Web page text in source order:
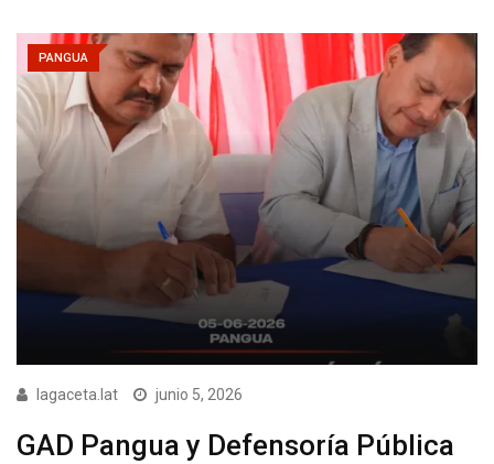
PANGUA
lagaceta.lat junio 5, 2026
GAD Pangua y Defensoría Pública